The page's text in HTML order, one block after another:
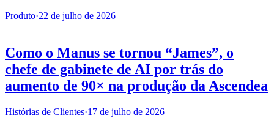
Produto·22 de julho de 2026
Como o Manus se tornou “James”, o
chefe de gabinete de AI por trás do
aumento de 90× na produção da Ascendea
Histórias de Clientes·17 de julho de 2026